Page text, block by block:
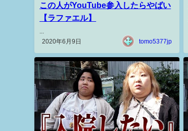
この人がYouTube参入したらやばい
【ラファエル】
2020年6月9日
tomo5377jp